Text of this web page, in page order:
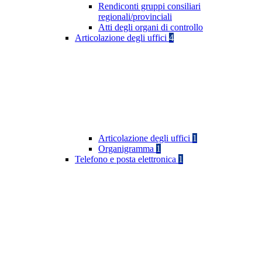
Rendiconti gruppi consiliari
regionali/provinciali
Atti degli organi di controllo
Articolazione degli uffici 4
Articolazione degli uffici 1
Organigramma 1
Telefono e posta elettronica 1